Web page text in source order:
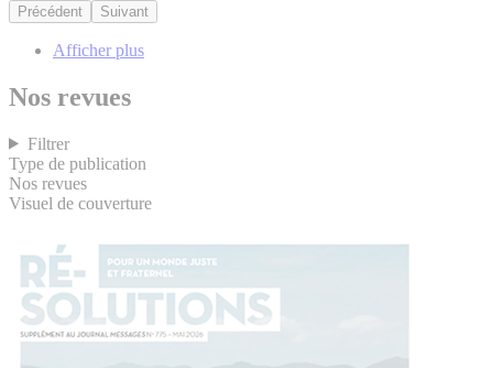
Précédent Suivant
Afficher plus
Nos revues
Filtrer
Type de publication
Nos revues
Visuel de couverture